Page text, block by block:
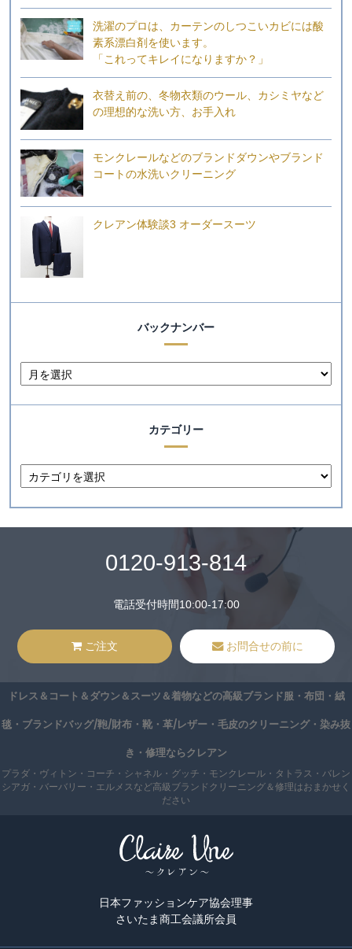
洗濯のプロは、カーテンのしつこいカビには酸
素系漂白剤を使います。
「これってキレイになりますか？」
衣替え前の、冬物衣類のウール、カシミヤなど
の理想的な洗い方、お手入れ
モンクレールなどのブランドダウンやブランド
コートの水洗いクリーニング
クレアン体験談3 オーダースーツ
バックナンバー
カテゴリー
0120-913-814
電話受付時間10:00-17:00
ご注文 お問合せの前に
ドレス＆コート＆ダウン＆スーツ＆着物などの高級ブランド服・布団・絨
毯・ブランドバッグ/鞄/財布・靴・革/レザー・毛皮のクリーニング・染み抜
き・修理ならクレアン
プラダ・ヴィトン・コーチ・シャネル・グッチ・モンクレール・タトラス・バレン
シアガ・バーバリー・エルメスなど高級ブランドクリーニング＆修理はおまかせく
ださい
日本ファッションケア協会理事
さいたま商工会議所会員